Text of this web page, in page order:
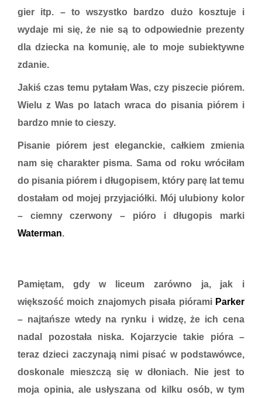
gier itp. – to wszystko bardzo dużo kosztuje i
wydaje mi się, że nie są to odpowiednie prezenty
dla dziecka na komunię, ale to moje subiektywne
zdanie.
Jakiś czas temu pytałam Was, czy piszecie piórem.
Wielu z Was po latach wraca do pisania piórem i
bardzo mnie to cieszy.
Pisanie piórem jest eleganckie, całkiem zmienia
nam się charakter pisma. Sama od roku wróciłam
do pisania piórem i długopisem, który parę lat temu
dostałam od mojej przyjaciółki. Mój ulubiony kolor
– ciemny czerwony – pióro i długopis marki
Waterman.
Pamiętam, gdy w liceum zarówno ja, jak i
większość moich znajomych pisała piórami Parker
– najtańsze wtedy na rynku i widzę, że ich cena
nadal pozostała niska. Kojarzycie takie pióra –
teraz dzieci zaczynają nimi pisać w podstawówce,
doskonale mieszczą się w dłoniach. Nie jest to
moja opinia, ale usłyszana od kilku osób, w tym